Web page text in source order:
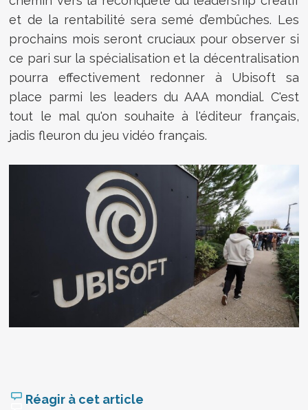
et de la rentabilité sera semé d’embûches. Les
prochains mois seront cruciaux pour observer si
ce pari sur la spécialisation et la décentralisation
pourra effectivement redonner à Ubisoft sa
place parmi les leaders du AAA mondial. C'est
tout le mal qu'on souhaite à l'éditeur français,
jadis fleuron du jeu vidéo français.
Réagir à cet article